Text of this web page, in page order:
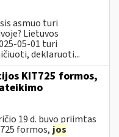
asmuo turi
Lietuvos
05-01 turi
deklaruoti...
KIT725 formos,
19 d. buvo priimtas
formos, jos